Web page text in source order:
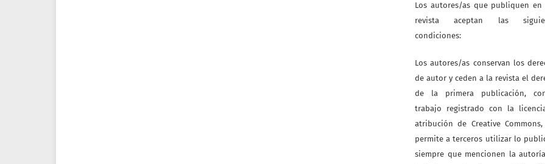
Los autores/as que publiquen en
revista aceptan las
condiciones:
Los autores/as conservan los
de autor y ceden a la revista el
de la primera publicación,
trabajo registrado con la
atribución de Creative
permite a terceros utilizar lo
siempre que mencionen la